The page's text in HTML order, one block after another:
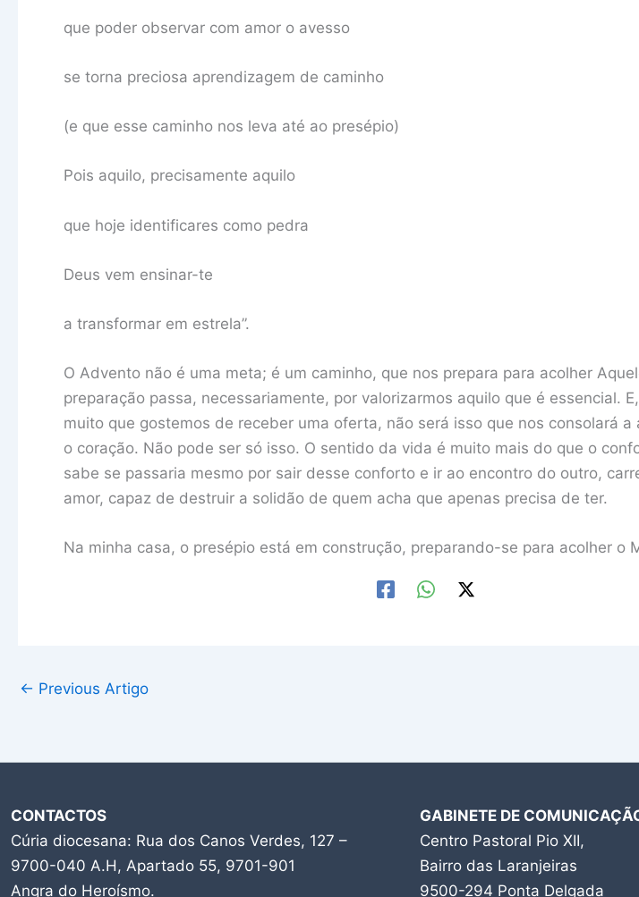
que poder observar com amor o avesso
se torna preciosa aprendizagem de caminho
(e que esse caminho nos leva até ao presépio)
Pois aquilo, precisamente aquilo
que hoje identificares como pedra
Deus vem ensinar-te
a transformar em estrela”.
O Advento não é uma meta; é um caminho, que nos prepara para acolher
preparação passa, necessariamente, por valorizarmos aquilo que é essencial.
muito que gostemos de receber uma oferta, não será isso que nos consolará a
o coração. Não pode ser só isso. O sentido da vida é muito mais do que o
sabe se passaria mesmo por sair desse conforto e ir ao encontro do outro,
amor, capaz de destruir a solidão de quem acha que apenas precisa de ter.
Na minha casa, o presépio está em construção, preparando-se para acolher o
← Previous Artigo
CONTACTOS
Cúria diocesana: Rua dos Canos Verdes, 127 –
9700-040 A.H, Apartado 55, 9701-901
Angra do Heroísmo.
GABINETE DE
Centro Pastoral Pio XII,
Bairro das Laranjeiras
9500-294 Ponta Delgada